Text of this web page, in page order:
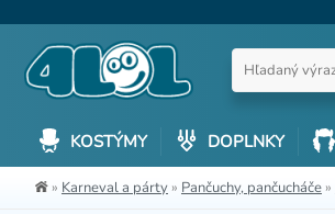
KOSTÝMY DOPLNKY
» Karneval a párty» Pančuchy, pančucháče»